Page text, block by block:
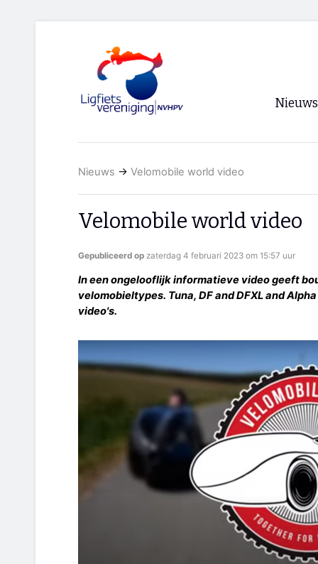
Nieuws
Nieuws → Velomobile world video
Velomobile world video
Gepubliceerd op zaterdag 4 februari 2023 om 15:57 uur
In een ongelooflijk informatieve video geeft
velomobieltypes. Tuna, DF and DFXL and
video's.